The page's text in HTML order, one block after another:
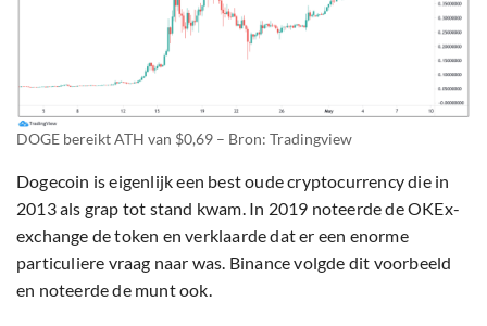
DOGE bereikt ATH van $0,69 – Bron: Tradingview
Dogecoin is eigenlijk een best oude cryptocurrency die in
2013 als grap tot stand kwam. In 2019 noteerde de OKEx-
exchange de token en verklaarde dat er een enorme
particuliere vraag naar was. Binance volgde dit voorbeeld
en noteerde de munt ook.